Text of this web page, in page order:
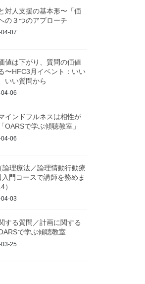
対人支援の基本形〜「価
の３つのアプローチ
07
値は下がり、質問の価値
〜HFC3月イベント：いい
いい質問から
06
インドフルネスは相性が
OARSで学ぶ傾聴教室」
06
論理療法／論理情動行動療
門コースで講師を務めま
）
03
する質問／計画に関する
で学ぶ傾聴教室
25